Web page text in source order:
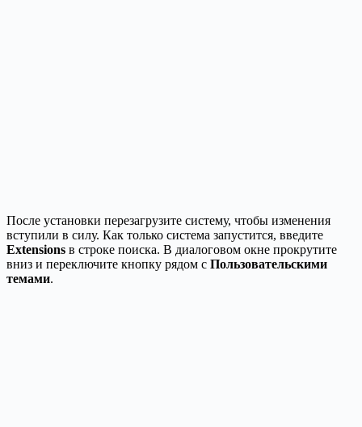
После установки перезагрузите систему, чтобы изменения
вступили в силу. Как только система запустится, введите
Extensions в строке поиска. В диалоговом окне прокрутите
вниз и переключите кнопку рядом с Пользовательскими
темами.